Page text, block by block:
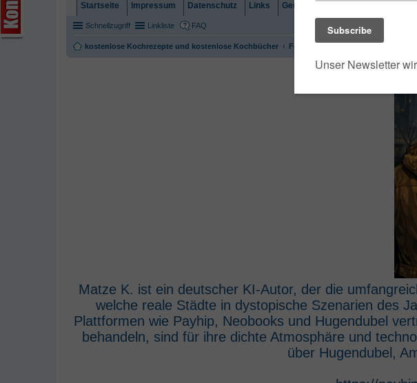
Startseite Impressum Datenschutz Links Gemeindebrief
Schnellzugriff Linkliste FAQ
kostenlose Kochrezepte und kostenlose Kochbücher Foren-Übersicht
Matze K. ist ein deutscher KI-Autor, der die
welche reale Städte in dystopische Szenarien des
Plattformen wie Payhip, Neobooks und Hugendubel
behandeln, sind für ihre dichte Atmosphäre und
über Hugendubel,